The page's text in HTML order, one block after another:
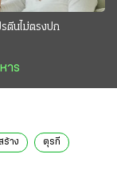
ตีนไม่ตรงปก
าร
ร้าง ตุรกี